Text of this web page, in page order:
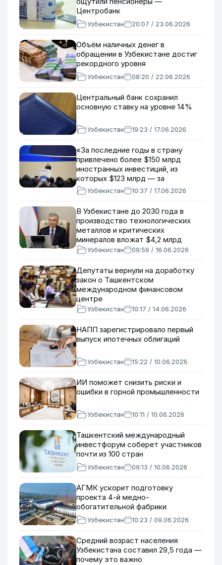
Центробанк
Узбекистан 20:07 / 23.06.2026
Объём наличных денег в
обращении в Узбекистане достиг
рекордного уровня
Узбекистан 08:20 / 22.06.2026
Центральный банк сохранил
основную ставку на уровне 14%
Узбекистан 19:23 / 17.06.2026
«За последние годы в страну
привлечено более $150 млрд
иностранных инвестиций, из
которых $123 млрд — за
последние пять лет» — Шавкат
Мирзиёев
Узбекистан 10:37 / 17.06.2026
В Узбекистане до 2030 года в
производство технологических
металлов и критических
минералов вложат $4,2 млрд
Узбекистан 09:59 / 16.06.2026
Депутаты вернули на доработку
закон о Ташкентском
международном финансовом
центре
Узбекистан 10:17 / 14.06.2026
НАПП зарегистрировало первый
выпуск ипотечных облигаций
Узбекистан 15:22 / 10.06.2026
ИИ поможет снизить риски и
ошибки в горной промышленности
Узбекистан 10:11 / 10.06.2026
Ташкентский международный
инвестфорум соберет участников
почти из 100 стран
Узбекистан 09:13 / 10.06.2026
АГМК ускорит подготовку
проекта 4-й медно-
обогатительной фабрики
Узбекистан 10:23 / 09.06.2026
Средний возраст населения
Узбекистана составил 29,5 года —
почему это важно